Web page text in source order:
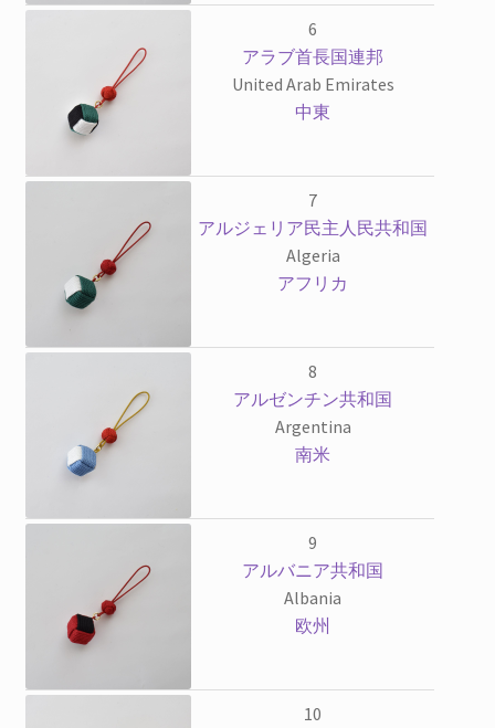
6
アラブ首長国連邦
United Arab Emirates
中東
7
アルジェリア民主人民共和国
Algeria
アフリカ
8
アルゼンチン共和国
Argentina
南米
9
アルバニア共和国
Albania
欧州
10